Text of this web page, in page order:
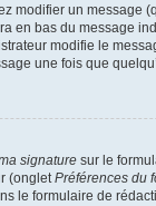
modifier un
bas du message
modifie le
une fois que
signature sur le
(ongletPréférences du
le formulaire de